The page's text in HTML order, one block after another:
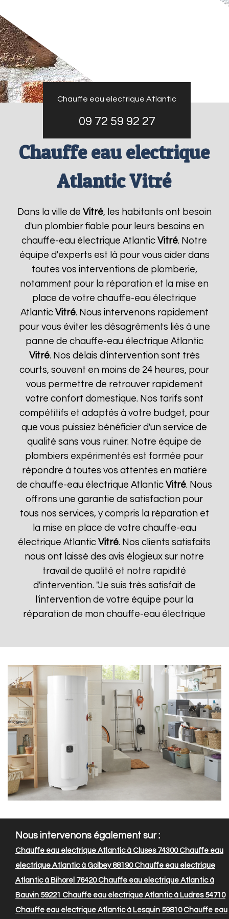
Chauffe eau electrique Atlantic
09 72 59 92 27
Chauffe eau electrique
Atlantic Vitré
Dans la ville de Vitré, les habitants ont besoin
d'un plombier fiable pour leurs besoins en
chauffe-eau électrique AtlanticVitré. Notre
équipe d'experts est là pour vous aider dans
toutes vos interventions de plomberie,
notamment pour la réparation et la mise en
place de votre chauffe-eau électrique
Atlantic Vitré. Nous intervenons rapidement
pour vous éviter les désagréments liés à une
panne de chauffe-eau électrique Atlantic
Vitré. Nos délais d'intervention sont très
courts, souvent en moins de 24 heures, pour
vous permettre de retrouver rapidement
votre confort domestique. Nos tarifs sont
compétitifs et adaptés à votre budget, pour
que vous puissiez bénéficier d'un service de
qualité sans vous ruiner. Notre équipe de
plombiers expérimentés est formée pour
répondre à toutes vos attentes en matière
de chauffe-eau électrique AtlanticVitré. Nous
offrons une garantie de satisfaction pour
tous nos services, y compris la réparation et
la mise en place de votre chauffe-eau
électrique AtlanticVitré. Nos clients satisfaits
nous ont laissé des avis élogieux sur notre
travail de qualité et notre rapidité
d'intervention. "Je suis très satisfait de
l'intervention de votre équipe pour la
réparation de mon chauffe-eau électrique
Nous intervenons également sur :
Chauffe eau electrique Atlantic à Cluses 74300Chauffe eau
electrique Atlantic à Golbey 88190Chauffe eau electrique
Atlantic à Bihorel 76420Chauffe eau electrique Atlantic à
Bauvin 59221 Chauffe eau electrique Atlantic à Ludres 54710
Chauffe eau electrique Atlantic à Lesquin 59810Chauffe eau